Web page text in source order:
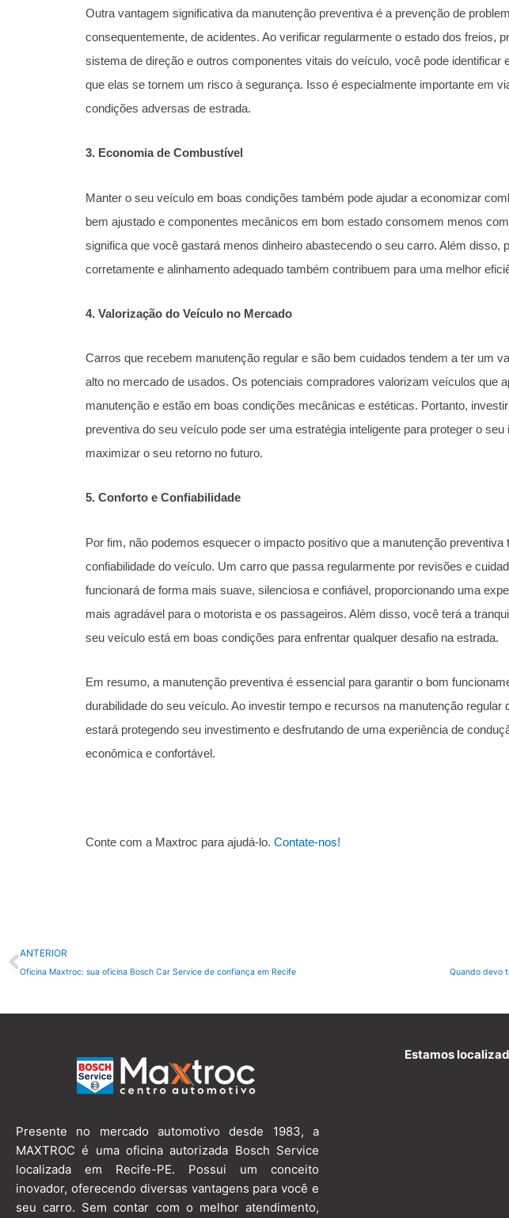
Outra vantagem significativa da manutenção preventiva é a prevenção de
consequentemente, de acidentes. Ao verificar regularmente o estado dos freios,
sistema de direção e outros componentes vitais do veículo, você pode identificar
que elas se tornem um risco à segurança. Isso é especialmente importante em
condições adversas de estrada.
3. Economia de Combustível
Manter o seu veículo em boas condições também pode ajudar a economizar
bem ajustado e componentes mecânicos em bom estado consomem menos
significa que você gastará menos dinheiro abastecendo o seu carro. Além disso,
corretamente e alinhamento adequado também contribuem para uma melhor
4. Valorização do Veículo no Mercado
Carros que recebem manutenção regular e são bem cuidados tendem a ter um
alto no mercado de usados. Os potenciais compradores valorizam veículos que
manutenção e estão em boas condições mecânicas e estéticas. Portanto,
preventiva do seu veículo pode ser uma estratégia inteligente para proteger o seu
maximizar o seu retorno no futuro.
5. Conforto e Confiabilidade
Por fim, não podemos esquecer o impacto positivo que a manutenção preventiva
confiabilidade do veículo. Um carro que passa regularmente por revisões e
funcionará de forma mais suave, silenciosa e confiável, proporcionando uma
mais agradável para o motorista e os passageiros. Além disso, você terá a
seu veículo está em boas condições para enfrentar qualquer desafio na estrada.
Em resumo, a manutenção preventiva é essencial para garantir o bom
durabilidade do seu veículo. Ao investir tempo e recursos na manutenção regular
estará protegendo seu investimento e desfrutando de uma experiência de
econômica e confortável.
Conte com a Maxtroc para ajudá-lo. Contate-nos!
Anterior
ANTERIOR
Oficina Maxtroc: sua oficina Bosch Car Service de confiança em Recife Quando devo
Presente no mercado automotivo desde 1983, a
MAXTROC é uma oficina autorizada Bosch Service
localizada em Recife-PE. Possui um conceito
inovador, oferecendo diversas vantagens para você e
seu carro. Sem contar com o melhor atendimento,
Estamos